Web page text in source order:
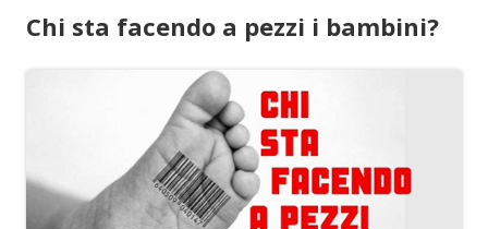
Chi sta facendo a pezzi i bambini?